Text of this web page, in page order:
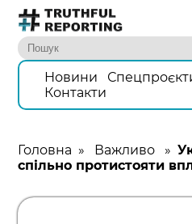
Новини
Контакти
Головна » Важливо »
спільно протистояти